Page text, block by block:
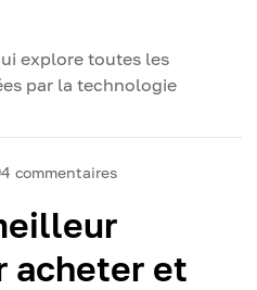
explore toutes les
par la technologie
commentaires
acheter et